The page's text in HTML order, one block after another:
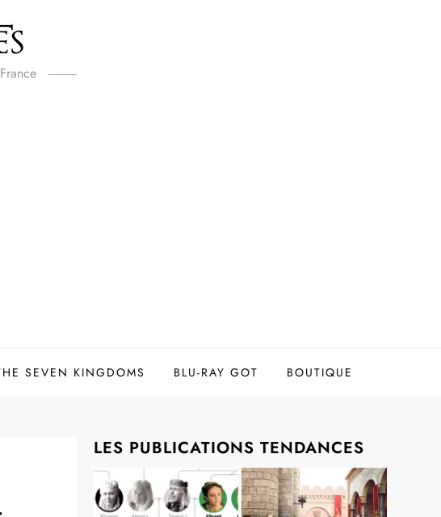
SEVEN KINGDOMS BLU-RAY GOT BOUTIQUE
LES PUBLICATIONS TENDANCES